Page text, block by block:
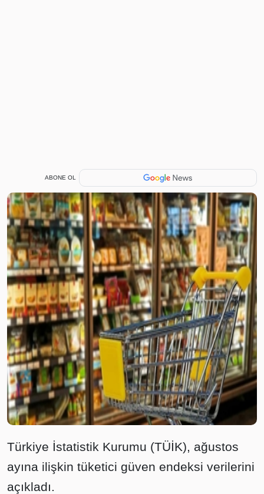
ABONE OL
Türkiye İstatistik Kurumu (TÜİK), ağustos
ayına ilişkin tüketici güven endeksi verilerini
açıkladı.